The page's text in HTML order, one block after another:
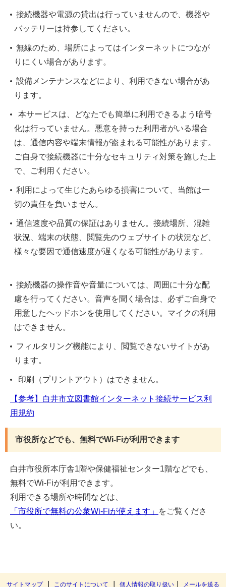
接続機器や電源の貸出は行っていませんので、機器や
バッテリーは持参してください。
無線のため、場所によってはインターネットにつなが
りにくい場合があります。
設備メンテナンスなどにより、利用できない場合があ
ります。
本サービスは、どなたでも簡単に利用できるよう暗号
化は行っていません。悪意を持った利用者がいる場合
は、通信内容や端末情報が盗まれる可能性があります。
ご自身で接続機器に十分なセキュリティ対策を施した上
で、ご利用ください。
利用によって生じたあらゆる損害について、当館は一
切の責任を負いません。
通信速度や品質の保証はありません。接続場所、混雑
状況、端末の状態、閲覧先のウェブサイトの状況など、
様々な要因で通信速度が遅くなる可能性があります。
接続機器の操作音や音量については、周囲に十分な配
慮を行ってください。音声を聞く場合は、必ずご自身で
用意したヘッドホンを使用してください。マイクの利用
はできません。
フィルタリング機能により、閲覧できないサイトがあ
ります。
印刷（プリントアウト）はできません。
【参考】白井市立図書館インターネット接続サービス利
用規約
市役所などでも、無料でWi-Fiが利用できます
白井市役所本庁舎1階や保健福祉センター1階などでも、
無料でWi-Fiが利用できます。
利用できる場所や時間などは、
「市役所で無料の公衆Wi-Fiが使えます」
をご覧くださ
い。
サイトマップ｜ このサイトについて 個人情報の取り扱い メールを送る